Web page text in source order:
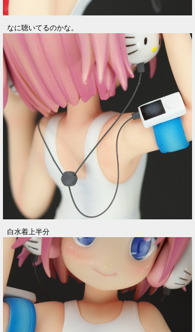
なに聴いてるのかな。
白水着上半分